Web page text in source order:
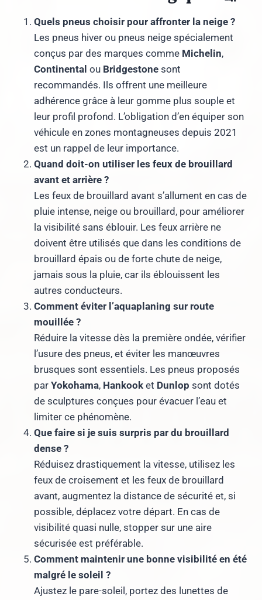
Quels pneus choisir pour affronter la neige ?
Les pneus hiver ou pneus neige spécialement
conçus par des marques comme Michelin,
Continental ou Bridgestone sont
recommandés. Ils offrent une meilleure
adhérence grâce à leur gomme plus souple et
leur profil profond. L’obligation d’en équiper son
véhicule en zones montagneuses depuis 2021
est un rappel de leur importance.
Quand doit-on utiliser les feux de brouillard
avant et arrière ?
Les feux de brouillard avant s’allument en cas de
pluie intense, neige ou brouillard, pour améliorer
la visibilité sans éblouir. Les feux arrière ne
doivent être utilisés que dans les conditions de
brouillard épais ou de forte chute de neige,
jamais sous la pluie, car ils éblouissent les
autres conducteurs.
Comment éviter l’aquaplaning sur route
mouillée ?
Réduire la vitesse dès la première ondée, vérifier
l’usure des pneus, et éviter les manœuvres
brusques sont essentiels. Les pneus proposés
par Yokohama, Hankook et Dunlop sont dotés
de sculptures conçues pour évacuer l’eau et
limiter ce phénomène.
Que faire si je suis surpris par du brouillard
dense ?
Réduisez drastiquement la vitesse, utilisez les
feux de croisement et les feux de brouillard
avant, augmentez la distance de sécurité et, si
possible, déplacez votre départ. En cas de
visibilité quasi nulle, stopper sur une aire
sécurisée est préférable.
Comment maintenir une bonne visibilité en été
malgré le soleil ?
Ajustez le pare-soleil, portez des lunettes de